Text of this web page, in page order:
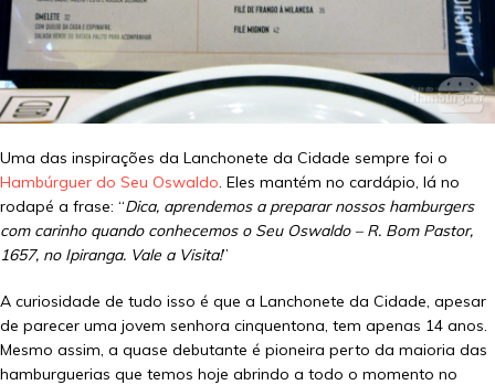
Uma das inspirações da Lanchonete da Cidade sempre foi o
Hambúrguer do Seu Oswaldo. Eles mantém no cardápio, lá no
rodapé a frase: “Dica, aprendemos a preparar nossos hamburgers
com carinho quando conhecemos o Seu Oswaldo – R. Bom Pastor,
1657, no Ipiranga. Vale a Visita!”
A curiosidade de tudo isso é que a Lanchonete da Cidade, apesar
de parecer uma jovem senhora cinquentona, tem apenas 14 anos.
Mesmo assim, a quase debutante é pioneira perto da maioria das
hamburguerias que temos hoje abrindo a todo o momento no